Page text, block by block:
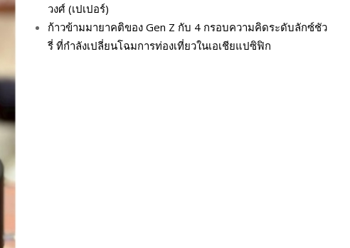
วงศ์ (เปเปอร์)
ก้าวข้ามมายาคติของ Gen Z กับ 4 กรอบความคิดระดับลักซ์ชัว
รี่ ที่กำลังเปลี่ยนโฉมการท่องเที่ยวในเอเชียแปซิฟิก